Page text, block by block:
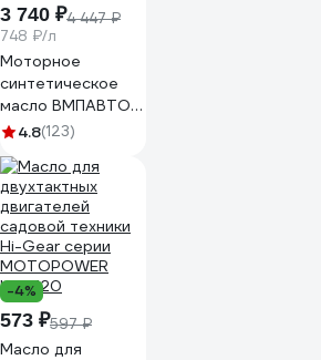
3 740 ₽4 447 ₽
748 ₽/л
Моторное
синтетическое
масло ВМПАВТО
Resurs 100+ 5w40
4л+1л 9293
4.8(123)
-4%
573 ₽597 ₽
Масло для